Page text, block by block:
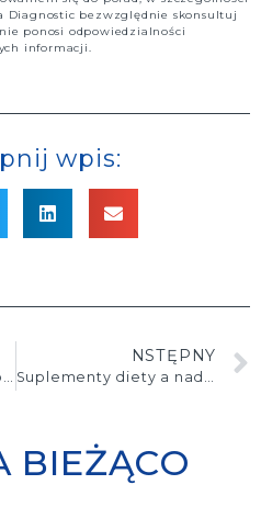
Diagnostic bezwzględnie skonsultuj
ponosi odpowiedzialności
informacji.
wpis:
Telemedycyna jako wsparcie w opiece nad pacjentem z nadciśnieniem tętniczym.
NSTĘPNY
Suplementy diety a nadciśnienie tętnicze
BIEŻĄCO